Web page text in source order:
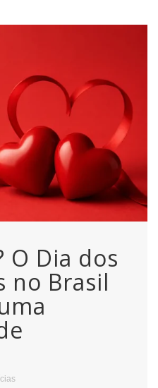
O Dia dos
no Brasil